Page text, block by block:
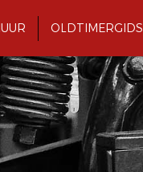
OLDTIMERGIDS